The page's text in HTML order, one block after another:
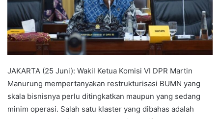
JAKARTA (25 Juni): Wakil Ketua Komisi VI DPR Martin
Manurung mempertanyakan restrukturisasi BUMN yang
skala bisnisnya perlu ditingkatkan maupun yang sedang
minim operasi. Salah satu klaster yang dibahas adalah